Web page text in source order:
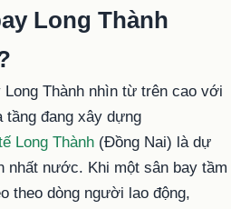
Long Thành
Long Thành (Đồng Nai) là dự
nhất nước. Khi một sân bay tầm
theo dòng người lao động,